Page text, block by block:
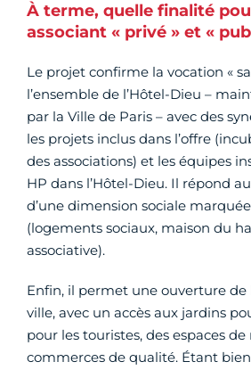
À terme, quelle finalité
associant « privé » et «
Le projet confirme la vocation «
l’ensemble de l’Hôtel-Dieu –
par la Ville de Paris – avec des
les projets inclus dans l’offre
des associations) et les équipes
HP dans l’Hôtel-Dieu. Il répond
d’une dimension sociale
(logements sociaux, maison du
associative).
Enfin, il permet une ouverture de
ville, avec un accès aux jardins
pour les touristes, des espaces
commerces de qualité. Étant